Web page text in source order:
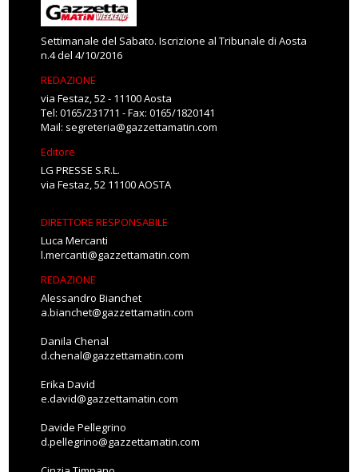
Settimanale del Sabato. Iscrizione al Tribunale di Aosta
n.4 del 4/10/2016
REDAZIONE
via Festaz, 52 - 11100 Aosta
Tel: 0165/231711 - Fax: 0165/1820141
Mail: segreteria@gazzettamatin.com
Editore
LG PRESSE S.R.L.
via Festaz, 52 11100 AOSTA
DIRETTORE RESPONSABILE
Luca Mercanti
l.mercanti@gazzettamatin.com
REDAZIONE
Alessandro Bianchet
a.bianchet@gazzettamatin.com
Danila Chenal
d.chenal@gazzettamatin.com
Erika David
e.david@gazzettamatin.com
Davide Pellegrino
d.pellegrino@gazzettamatin.com